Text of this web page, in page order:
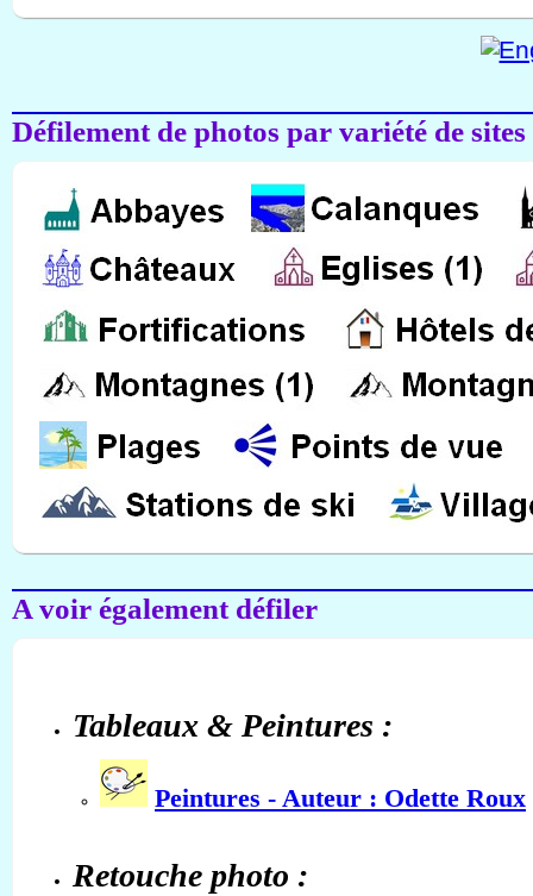
Défilement de photos par variété de
A voir également défiler
Tableaux & Peintures :
Peintures - Auteur : Odette Roux
Retouche photo :